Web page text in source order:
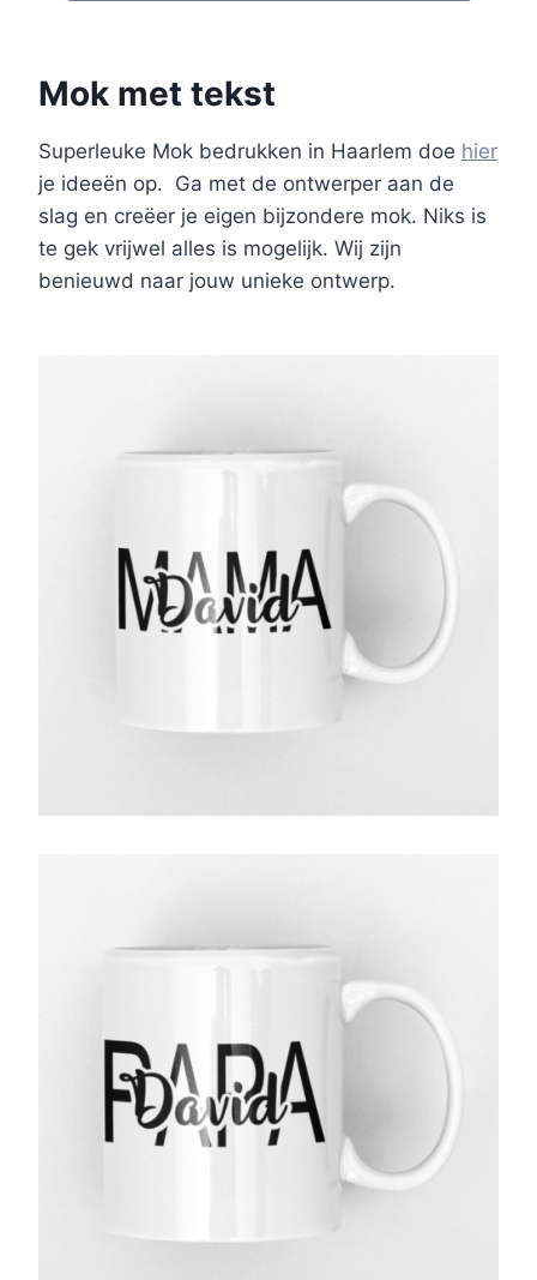
Mok met tekst
Superleuke Mok bedrukken in Haarlem doe hier
je ideeën op. Ga met de ontwerper aan de
slag en creëer je eigen bijzondere mok. Niks is
te gek vrijwel alles is mogelijk. Wij zijn
benieuwd naar jouw unieke ontwerp.